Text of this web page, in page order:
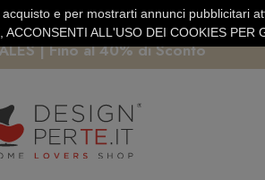
SICURO PAYPAL · CARTA DI CREDITO
| Fino al 40% di Sconto
e per mostrarti annunci pubblicitari
ALL'USO DEI COOKIES PER